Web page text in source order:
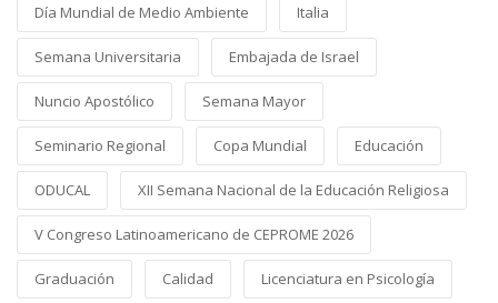
Día Mundial de Medio Ambiente Italia
Semana Universitaria Embajada de Israel
Nuncio Apostólico Semana Mayor
Seminario Regional Copa Mundial Educación
ODUCAL XII Semana Nacional de la Educación Religiosa
V Congreso Latinoamericano de CEPROME 2026
Graduación Calidad Licenciatura en Psicología